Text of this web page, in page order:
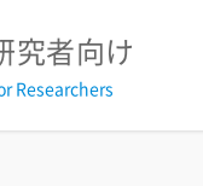
究者向け
Researchers